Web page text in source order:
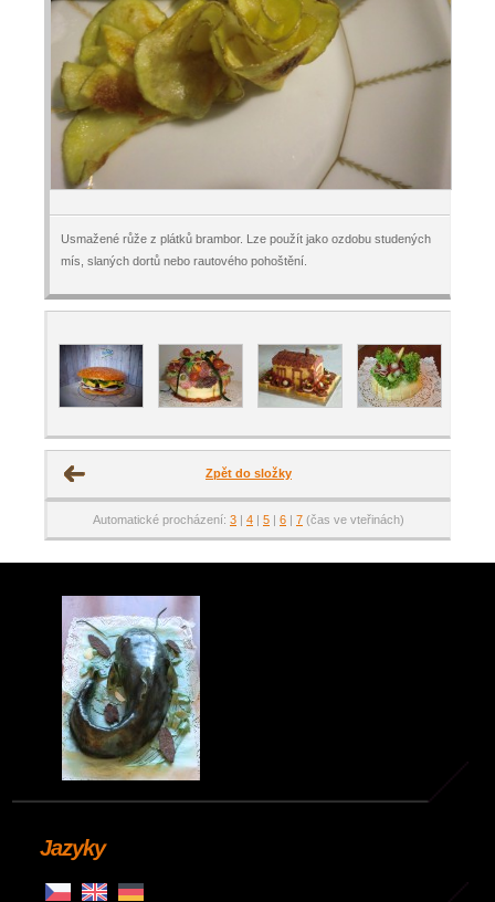
Usmažené růže z plátků brambor. Lze použít jako ozdobu studených
mís, slaných dortů nebo rautového pohoštění.
Zpět do složky
Automatické procházení: 3 | 4 | 5 | 6 | 7 (čas ve vteřinách)
Jazyky